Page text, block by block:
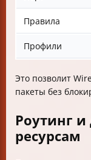
Правила
Профили
Это позволит
пакеты без
Роутинг
ресурсам